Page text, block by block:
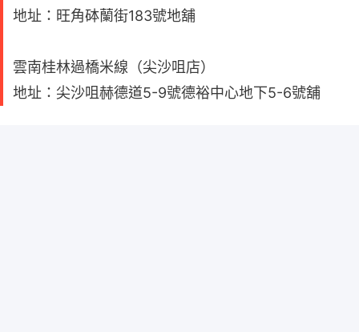
地址：旺角砵蘭街183號地舖
雲南桂林過橋米線（尖沙咀店）
地址：尖沙咀赫德道5-9號德裕中心地下5-6號舖